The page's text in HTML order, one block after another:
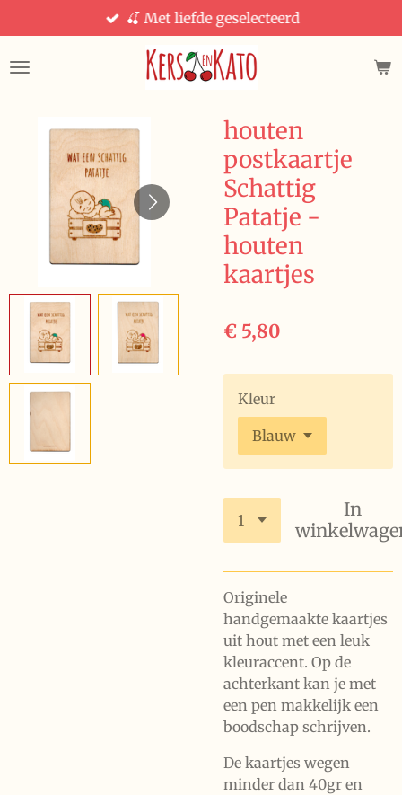
direct
naar
🍒 Met liefde geselecteerd
houten
postkaartje
Schattig
Patatje -
houten
kaartjes
€ 5,80
Kleur
In
Originele
handgemaakte kaartjes
uit hout met een leuk
kleuraccent. Op de
achterkant kan je met
een pen makkelijk een
boodschap schrijven.
De kaartjes wegen
minder dan 40gr en